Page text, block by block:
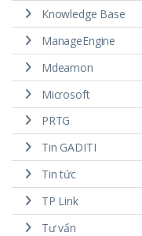
Knowledge Base
ManageEngine
Mdeamon
Microsoft
PRTG
Tin GADITI
Tin tức
TP Link
Tư vấn